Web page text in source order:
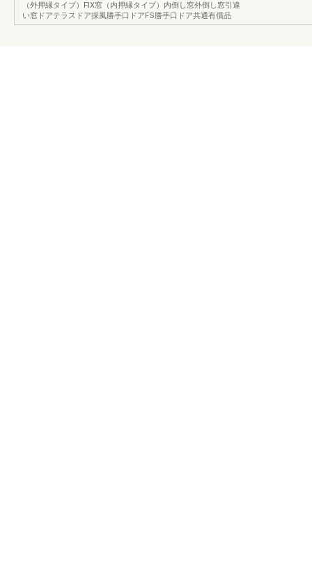
（外押縁タイプ）FIX窓（内押縁タイプ）内倒し窓外倒し窓引違
い窓ドアテラスドア採風勝手口ドアFS勝手口ドア共通有償品